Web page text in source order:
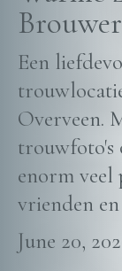
Een
Overveen.
trouwfoto's
enorm veel
vrienden
June 20,